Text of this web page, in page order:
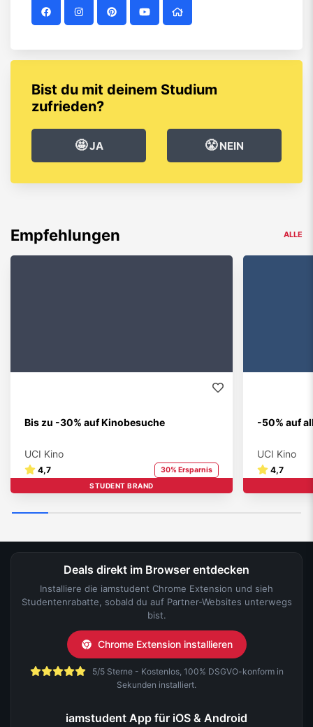
Bist du mit deinem Studium
zufrieden?
🤩JA 😤NEIN
Empfehlungen ALLE
Bis zu -30% auf Kinobesuche
UCI Kino
4,7 30% Ersparnis
STUDENT BRAND
-50% auf
UCI Kino
4,7
Deals direkt im Browser entdecken
Installiere die iamstudent Chrome Extension und sieh
Studentenrabatte, sobald du auf Partner-Websites unterwegs
bist.
Chrome Extension installieren
5/5 Sterne - Kostenlos, 100% DSGVO-konform in
Sekunden installiert.
iamstudent App für iOS & Android